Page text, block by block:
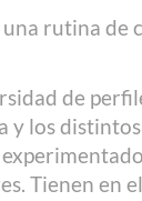
rutina
de
y los
Tienen en